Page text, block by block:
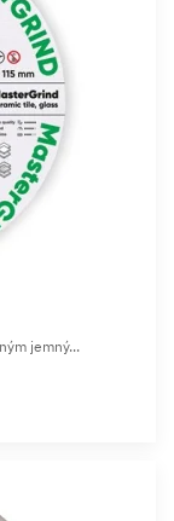
jemný...